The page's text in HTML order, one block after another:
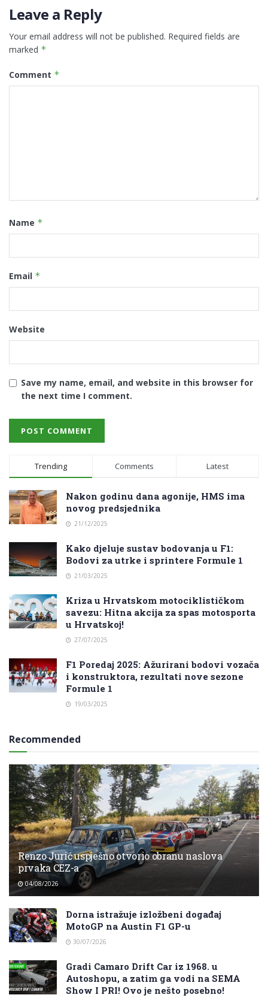
Leave a Reply
Your email address will not be published. Required fields are
marked *
Comment *
Name *
Email *
Website
Save my name, email, and website in this browser for
the next time I comment.
Trending Comments Latest
Nakon godinu dana agonije, HMS ima
novog predsjednika
21/12/2025
Kako djeluje sustav bodovanja u F1:
Bodovi za utrke i sprintere Formule 1
21/03/2025
Kriza u Hrvatskom motociklističkom
savezu: Hitna akcija za spas motosporta
u Hrvatskoj!
27/07/2025
F1 Poredaj 2025: Ažurirani bodovi vozača
i konstruktora, rezultati nove sezone
Formule 1
19/03/2025
Recommended
Renzo Jurić uspješno otvorio obranu naslova
prvaka CEZ-a
04/08/2026
Dorna istražuje izložbeni događaj
MotoGP na Austin F1 GP-u
30/07/2026
Gradi Camaro Drift Car iz 1968. u
Autoshopu, a zatim ga vodi na SEMA
Show I PRI! Ovo je nešto posebno!